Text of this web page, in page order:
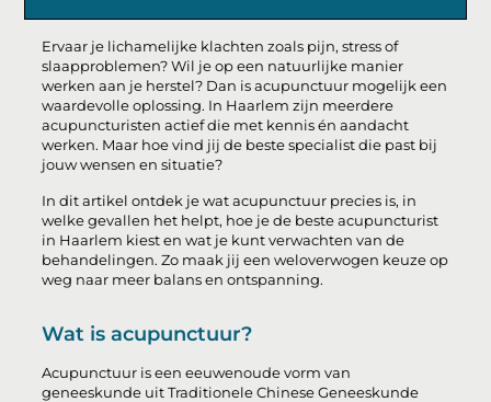
Ervaar je lichamelijke klachten zoals pijn, stress of
slaapproblemen? Wil je op een natuurlijke manier
werken aan je herstel? Dan is acupunctuur mogelijk een
waardevolle oplossing. In Haarlem zijn meerdere
acupuncturisten actief die met kennis én aandacht
werken. Maar hoe vind jij de beste specialist die past bij
jouw wensen en situatie?
In dit artikel ontdek je wat acupunctuur precies is, in
welke gevallen het helpt, hoe je de beste acupuncturist
in Haarlem kiest en wat je kunt verwachten van de
behandelingen. Zo maak jij een weloverwogen keuze op
weg naar meer balans en ontspanning.
Wat is acupunctuur?
Acupunctuur is een eeuwenoude vorm van
geneeskunde uit Traditionele Chinese Geneeskunde